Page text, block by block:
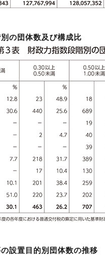
の団体数及び構成比
設置目的別団体数の推移